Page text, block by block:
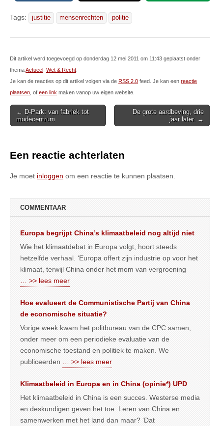
Tags: justitie mensenrechten politie
Dit artikel werd toegevoegd op donderdag 12 mei 2011 om 11:43 geplaatst onder
themaActueel Wet & Recht
Je kan de reacties op dit artikel volgen via de RSS 2.0 feed. Je kan een reactie
plaatsen , of een link maken vanop uw eigen website.
Post
navigation
← D-Park: van fabriek tot
modecentrum
De grote aardbeving, drie
jaar later. →
Een reactie achterlaten
Je moet inloggen om een reactie te kunnen plaatsen.
COMMENTAAR
Europa begrijpt China’s klimaatbeleid nog altijd niet
Wie het klimaatdebat in Europa volgt, hoort steeds
hetzelfde verhaal. ‘Europa offert zijn industrie op voor het
klimaat, terwijl China onder het mom van vergroening
… >> lees meer
Hoe evalueert de Communistische Partij van China
de economische situatie?
Vorige week kwam het politbureau van de CPC samen,
onder meer om een periodieke evaluatie van de
economische toestand en politiek te maken. We
publiceerden
… >> lees meer
Klimaatbeleid in Europa en in China (opinie*) UPD
Het klimaatbeleid in China is een succes. Westerse media
en deskundigen geven het toe. Leren van China en
samenwerken met het land dan maar? ‘Dat